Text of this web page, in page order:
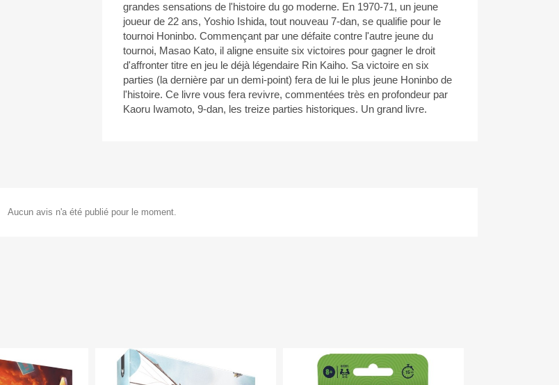
grandes sensations de l'histoire du go moderne. En 1970-71, un jeune
joueur de 22 ans, Yoshio Ishida, tout nouveau 7-dan, se qualifie pour le
tournoi Honinbo. Commençant par une défaite contre l'autre jeune du
tournoi, Masao Kato, il aligne ensuite six victoires pour gagner le droit
d'affronter titre en jeu le déjà légendaire Rin Kaiho. Sa victoire en six
parties (la dernière par un demi-point) fera de lui le plus jeune Honinbo de
l'histoire. Ce livre vous fera revivre, commentées très en profondeur par
Kaoru Iwamoto, 9-dan, les treize parties historiques. Un grand livre.
Aucun avis n'a été publié pour le moment.